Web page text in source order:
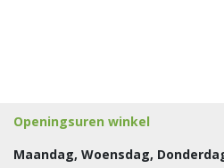
Openingsuren winkel
Maandag, Woensdag,